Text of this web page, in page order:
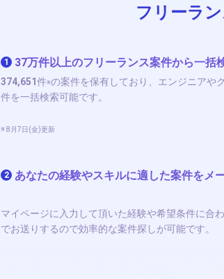
フリーラ
1 37万件以上のフリーランス案件から一括
374,651件※の案件を保有しており、エンジニアや
件を一括検索可能です。
※ 8月7日(金)更新
2 あなたの経験やスキルに適した案件をメ
マイページに入力して頂いた経験や希望条件に合
でお送りするので効率的な案件探しが可能です。